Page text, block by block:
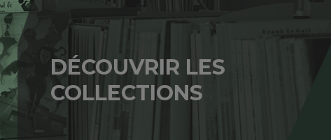
DÉCOUVRIR LES
COLLECTIONS